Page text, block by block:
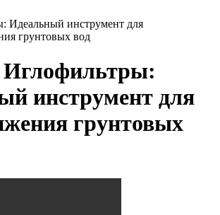
Идеальный инструмент для
грунтовых вод
инструмент для
грунтовых